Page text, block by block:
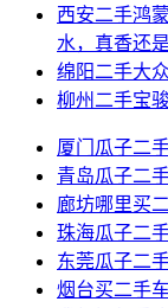
西安二手鸿
水，真香还是
绵阳二手大
柳州二手宝
厦门瓜子二
青岛瓜子二
廊坊哪里买
珠海瓜子二
东莞瓜子二
烟台买二手